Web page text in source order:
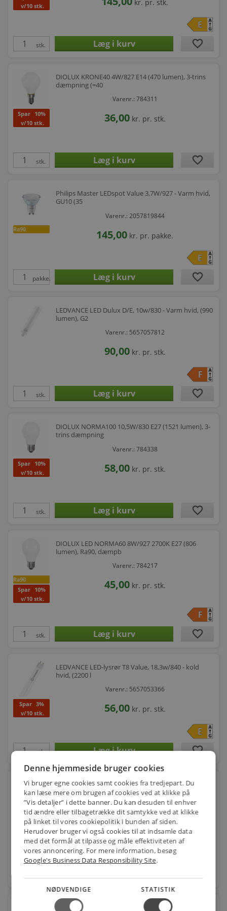
v/10 stk.
kr. pr. stk.
stk. favorite
Spar
10%
v/10 stk.
DIOLUX KRONE40 4W/827 E14 (470 lumen), 3-trins
dæmpning (=40
Varenr.: 784311
36,00 kr. pr. stk.
stk. favorite
Ra90
Philips Master LEDspot Value 3,7W/927 - Varm hvid,
GU10 (35
Varenr.: 2057819844
145,00 kr. pr. pakke.
pakke. favorite
LEDVANCE LED Dulux D/E, 10w/830 - Varm hvid, (990
lumen), G2
Varenr.: 5657057812
90,00 kr. pr. stk.
stk. favorite
Spar
10%
v/10 stk.
DIOLUX NORMA100 10,5W/830 E27 (1521 lumen), 3-
trins dæmpning
Varenr.: 784338
58,00 kr. pr. stk.
stk. favorite
Ra90
Spar
10%
v/10 stk.
DIOLUX LED NORMA60 8W/927 2700K E27 (806
lumen), Ra90, dæmpb
Varenr.: 784217
45,00 kr. pr. stk.
stk. favorite
Spar 3%
v/10 stk.
LEDVANCE LED-lysrør T8 Value, 18,3w/840 - kold
hvid, (2200 l
Varenr.: 5657053366
56,00 kr. pr. stk.
stk. favorite
Ra90
Spar 3%
v/10 stk.
LEDVANCE LED Parathom MR16 5W/930 - Varm hvid,
(350 lumen),
Varenr.: 5657056596
39,00 kr.pr. stk.
Philips LED Pære Master Value 7,8w/927 E27 (1055
Denne hjemmeside bruger cookies
Vi bruger egne cookies samt cookies fra tredjepart. Du
kan læse mere om brugen af cookies ved at klikke på
”Vis detaljer” i dette banner. Du kan desuden til enhver
tid ændre eller tilbagetrække dit samtykke ved at klikke
på linket til vores cookiepolitik i bunden af siden.
Herudover bruger vi også cookies til at indsamle data
med det formål at tilpasse og måle effektiviteten af
vores annoncering. For mere information, besøg
Google's Business Data Responsibility Site.
NØDVENDIGE STATISTIK